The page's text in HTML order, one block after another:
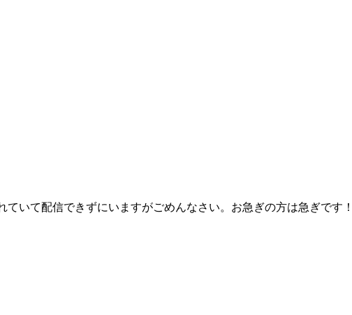
いて配信できずにいますがごめんなさい。お急ぎの方は急ぎです